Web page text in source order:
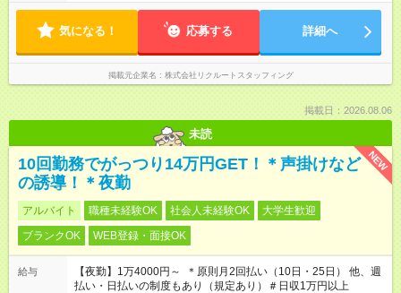
気になる！ 応募する 詳細へ
掲載元企業名 株式会社リクルートスタッフィング
掲載日：2026.08.06
未読
NEW
10回勤務でがっつり14万円GET！＊声掛けなど
の誘導！＊夜勤
アルバイト 職種未経験OK 社会人未経験OK
大学生歓迎
ブランクOK
WEB登録・面接OK
給与
【夜勤】1万4000円～ ＊原則月2回払い（10日・25日） 他、週
払い・日払いの制度もあり（規定あり）＃日収1万円以上